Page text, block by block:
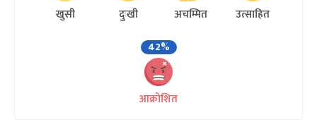
खुसी दुःखी अचम्मित
उत्साहित
42%
आक्रोशित